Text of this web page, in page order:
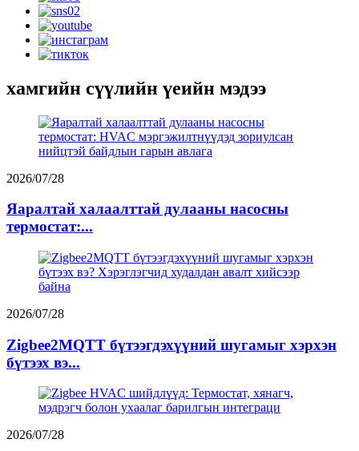
хамгийн сүүлийн үеийн мэдээ
2026/07/28
Яаралтай халаалттай дулааны насосны
термостат:...
2026/07/28
Zigbee2MQTT бүтээгдэхүүний шугамыг хэрхэн
бүтээх вэ...
2026/07/28